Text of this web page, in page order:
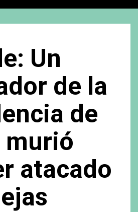
Un
de la
de
murió
atacado